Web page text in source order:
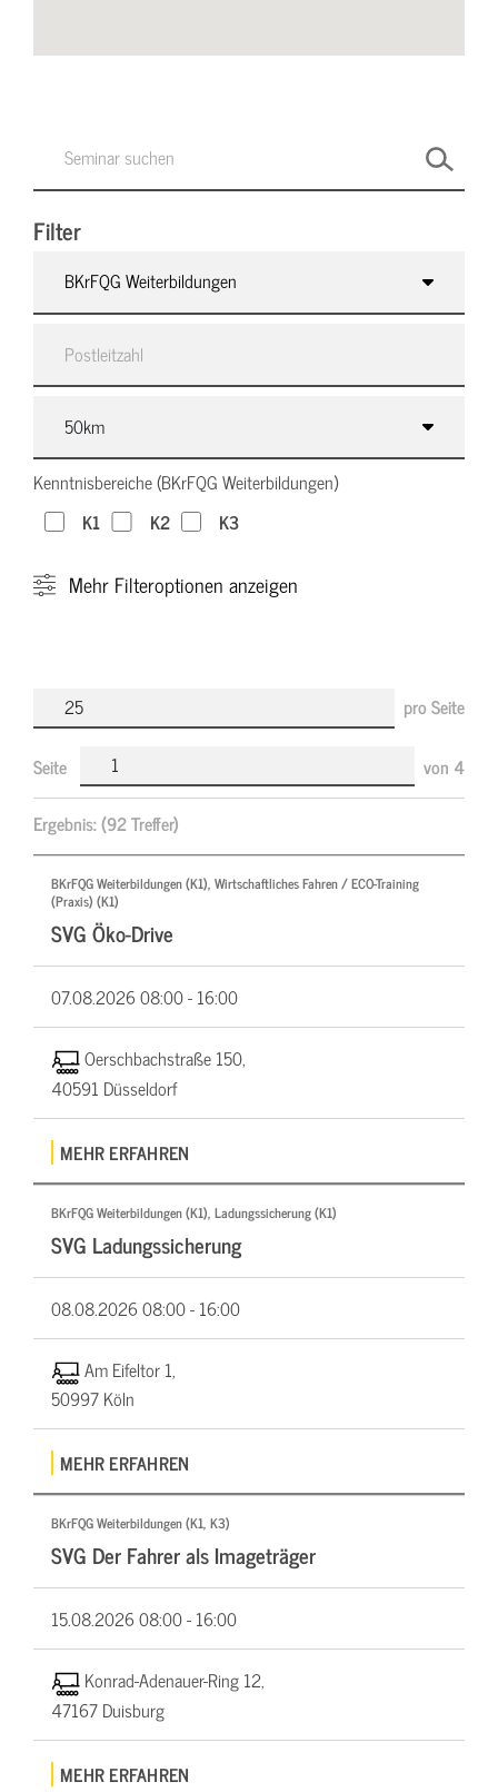
Filter
BKrFQG Weiterbildungen
Kenntnisbereiche (BKrFQG Weiterbildungen)
K1
K2 K3
Mehr Filteroptionen anzeigen
pro Seite
Seite von 4
Ergebnis:(92 Treffer)
BKrFQG Weiterbildungen (K1), Wirtschaftliches Fahren / ECO-Training
(Praxis) (K1)
SVG Öko-Drive
07.08.202608:00 - 16:00
Oerschbachstraße 150,
40591 Düsseldorf
MEHR ERFAHREN
BKrFQG Weiterbildungen (K1), Ladungssicherung (K1)
SVG Ladungssicherung
08.08.202608:00 - 16:00
Am Eifeltor 1,
50997 Köln
MEHR ERFAHREN
BKrFQG Weiterbildungen (K1, K3)
SVG Der Fahrer als Imageträger
15.08.202608:00 - 16:00
Konrad-Adenauer-Ring 12,
47167 Duisburg
MEHR ERFAHREN